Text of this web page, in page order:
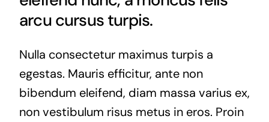
arcu cursus turpis.
Nulla consectetur maximus turpis a
egestas. Mauris efficitur, ante non
bibendum eleifend, diam massa varius ex,
non vestibulum risus metus in eros. Proin